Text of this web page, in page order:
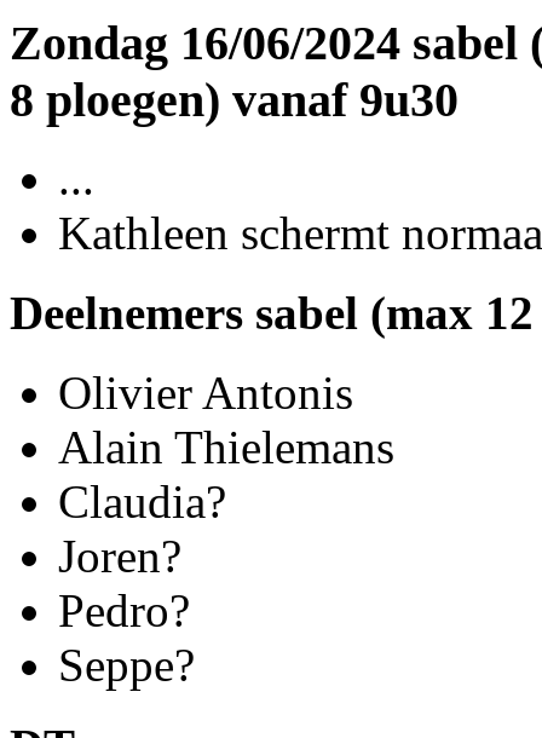
Zondag 16/06/2024
8 ploegen) vanaf 9u30
...
Kathleen schermt
Deelnemers sabel (max
Olivier Antonis
Alain Thielemans
Claudia?
Joren?
Pedro?
Seppe?